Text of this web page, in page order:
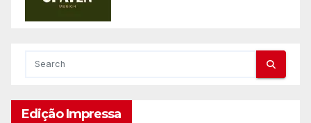
Edição Impressa